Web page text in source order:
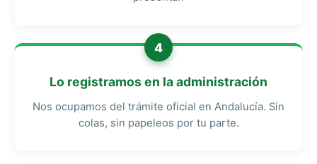
4
Lo registramos en la administración
Nos ocupamos del trámite oficial en Andalucía. Sin
colas, sin papeleos por tu parte.